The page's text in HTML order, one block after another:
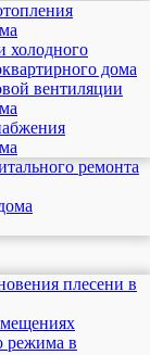
холодного
дома
вентиляции
ремонта
плесени в
режима в